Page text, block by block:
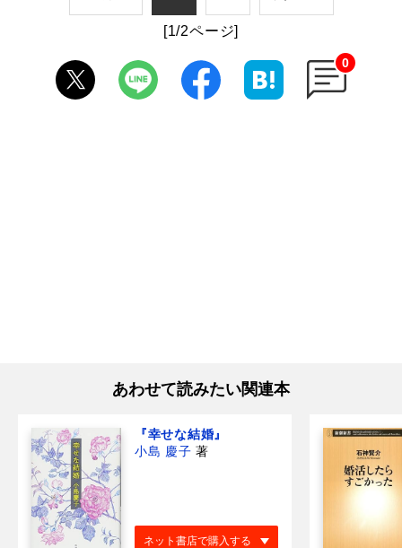
[1/2ページ]
0
あわせて読みたい関連本
『幸せな結婚』
小島 慶子 著
ネット書店で購入する